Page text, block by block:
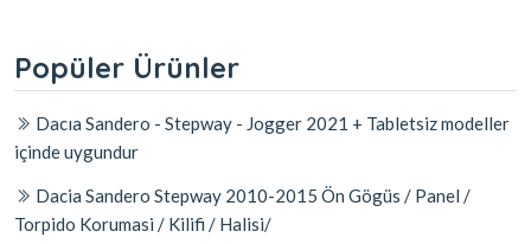
Popüler Ürünler
Dacıa Sandero - Stepway - Jogger 2021 + Tabletsiz modeller
içinde uygundur
Dacia Sandero Stepway 2010-2015 Ön Gögüs / Panel /
Torpido Korumasi / Kilifi / Halisi/